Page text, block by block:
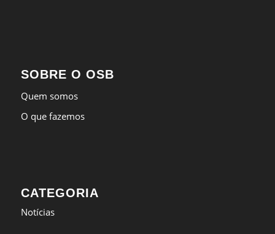
SOBRE O OSB
Quem somos
O que fazemos
CATEGORIA
Notícias